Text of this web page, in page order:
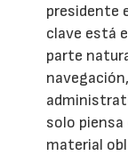
presidente
clave está
parte
solo piensa
material